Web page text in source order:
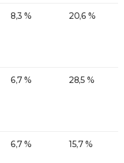
8,3 % 20,6 %
6,7 % 28,5 %
6,7 % 15,7 %